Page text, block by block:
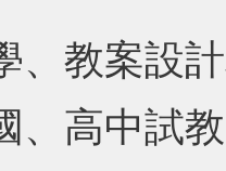
、教案設
、高中試